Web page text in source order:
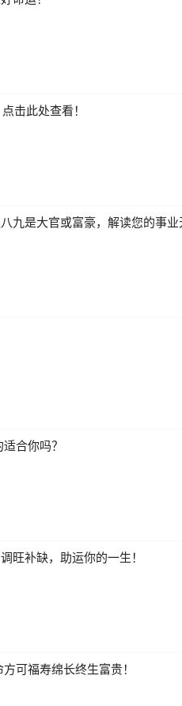
击此处查看！
九是大官或富豪，解读您的事业
合你吗？
旺补缺，助运你的一生！
可福寿绵长终生富贵！